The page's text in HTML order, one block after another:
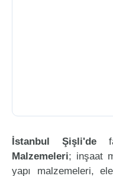
İstanbul Şişli'de
Malzemeleri; inşaat
yapı malzemeleri,